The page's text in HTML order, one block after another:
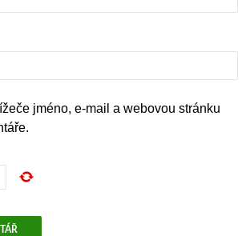
jméno, e-mail a webovou stránku